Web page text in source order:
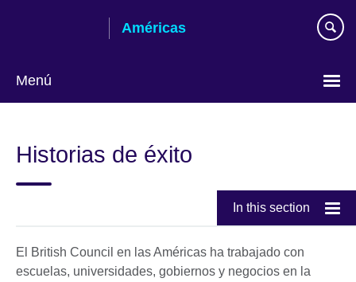
Américas
Menú
Historias de éxito
In this section
El British Council en las Américas ha trabajado con
escuelas, universidades, gobiernos y negocios en la